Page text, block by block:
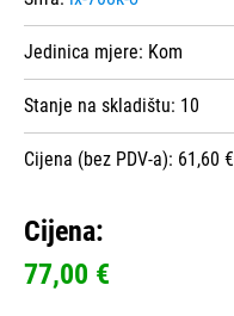
Jedinica mjere: Kom
Stanje na skladištu: 10
Cijena (bez PDV-a): 61,60 €
Cijena:
77,00 €